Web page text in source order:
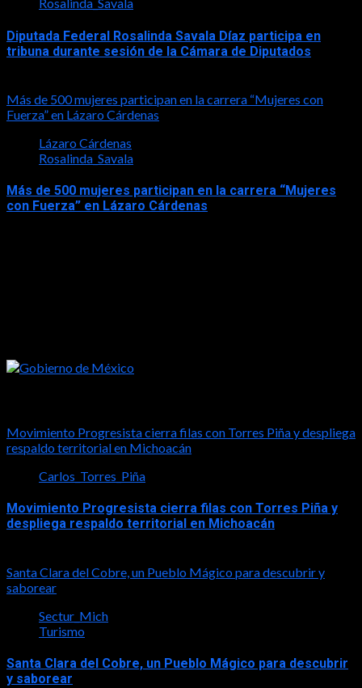
Rosalinda_Savala
Diputada Federal Rosalinda Savala Díaz participa en
tribuna durante sesión de la Cámara de Diputados
Más de 500 mujeres participan en la carrera “Mujeres con
Fuerza” en Lázaro Cárdenas
Lázaro Cárdenas
Rosalinda_Savala
Más de 500 mujeres participan en la carrera “Mujeres
con Fuerza” en Lázaro Cárdenas
Movimiento Progresista cierra filas con Torres Piña y despliega
respaldo territorial en Michoacán
Carlos_Torres_Piña
Movimiento Progresista cierra filas con Torres Piña y
despliega respaldo territorial en Michoacán
Santa Clara del Cobre, un Pueblo Mágico para descubrir y
saborear
Sectur_Mich
Turismo
Santa Clara del Cobre, un Pueblo Mágico para descubrir
y saborear